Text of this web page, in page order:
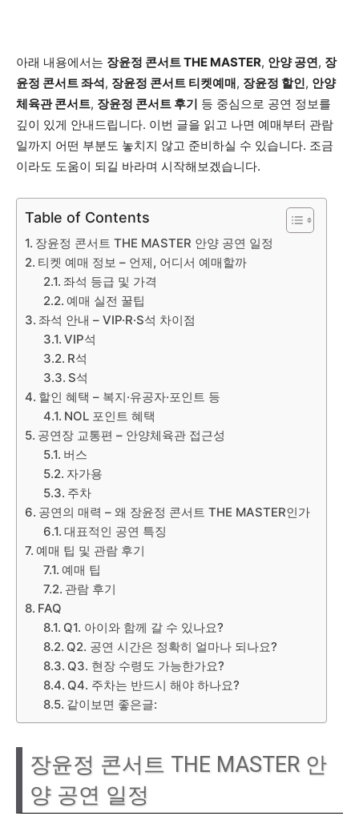
아래 내용에서는 장윤정 콘서트 THE MASTER, 안양 공연, 장
윤정 콘서트 좌석, 장윤정 콘서트 티켓예매, 장윤정 할인, 안양
체육관 콘서트, 장윤정 콘서트 후기 등 중심으로 공연 정보를
깊이 있게 안내드립니다. 이번 글을 읽고 나면 예매부터 관람
일까지 어떤 부분도 놓치지 않고 준비하실 수 있습니다. 조금
이라도 도움이 되길 바라며 시작해보겠습니다.
Table of Contents
장윤정 콘서트 THE MASTER 안양 공연 일정
티켓 예매 정보 – 언제, 어디서 예매할까
좌석 등급 및 가격
예매 실전 꿀팁
좌석 안내 – VIP·R·S석 차이점
VIP석
R석
S석
할인 혜택 – 복지·유공자·포인트 등
NOL 포인트 혜택
공연장 교통편 – 안양체육관 접근성
버스
자가용
주차
공연의 매력 – 왜 장윤정 콘서트 THE MASTER인가
대표적인 공연 특징
예매 팁 및 관람 후기
예매 팁
관람 후기
FAQ
Q1. 아이와 함께 갈 수 있나요?
Q2. 공연 시간은 정확히 얼마나 되나요?
Q3. 현장 수령도 가능한가요?
Q4. 주차는 반드시 해야 하나요?
같이보면 좋은글:
장윤정 콘서트 THE MASTER 안
양 공연 일정